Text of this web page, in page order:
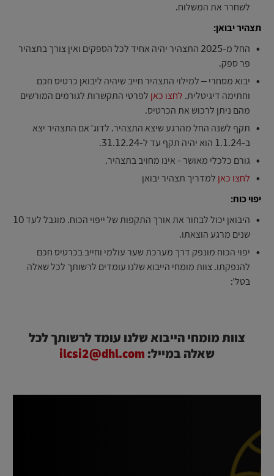
לשחרר את המשלוח.
תצהיר יבואן:
החל מ-2025 התצהיר יהיה אחיד לכל הספקים ואין צורך בתצהיר
פר ספק.
יבוא מסחרי – למילוי התצהיר חייב שיהיה ליבואן כרטיס חכם
וחתימה דיגיטלית. לחצו כאן לפרטי התקשרות לגורמים המורשים
מהם ניתן לרכוש את הכרטיס.
תקף לשנה החל מהרגע שיצא התצהיר. לדוג' אם התצהיר יצא
ב-1.1.24 הוא יהיה תקף עד ל-31.12.24.
גורם כלכלי מאושר - אינו מחויב בתצהיר.
לחצו כאן למדריך תצהיר יבואן
יפוי כוח:
היבואן יכול לבחור את אורך התקפות של ייפוי הכוח. מוגבל לעד 10
שנים מרגע הוצאתו.
יפוי הכוח מונפק דרך מערכת שער עולמי וחייב בכרטיס חכם
להנפקתו. צוות מומחי הייבוא שלנו עומדים לרשותך לכל שאלה
בטל':
צוות מומחי הייבוא שלנו עומד לרשותך לכל
שאלה במייל: ilcsi2@dhl.com